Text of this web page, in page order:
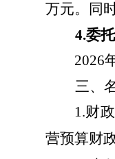
万元。同
4.委
2026
三、
1.财
营预算财